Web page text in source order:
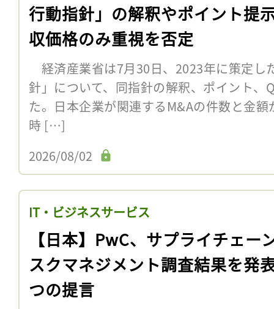
行動指針」の解釈やポイント提
収価格のみ重視を否定
経済産業省は7月30日、2023年に策定し
針」について、同指針の解釈、ポイント、
た。日本企業が関連するM&Aの件数と金
時 […]
2026/08/02
IT・ビジネスサービス
【日本】PwC、サプライチェー
スクマネジメント調査結果を発
つの提言